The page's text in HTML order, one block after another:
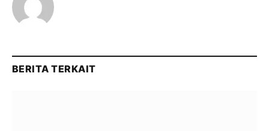
BERITA TERKAIT